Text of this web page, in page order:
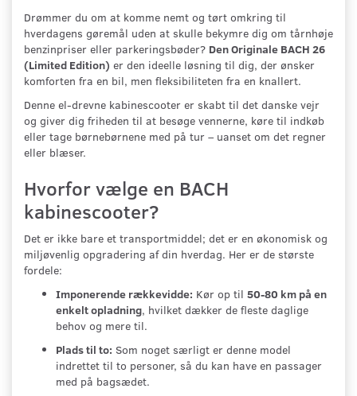
Drømmer du om at komme nemt og tørt omkring til
hverdagens gøremål uden at skulle bekymre dig om tårnhøje
benzinpriser eller parkeringsbøder? Den Originale BACH 26
(Limited Edition) er den ideelle løsning til dig, der ønsker
komforten fra en bil, men fleksibiliteten fra en knallert.
Denne el-drevne kabinescooter er skabt til det danske vejr
og giver dig friheden til at besøge vennerne, køre til indkøb
eller tage børnebørnene med på tur – uanset om det regner
eller blæser.
Hvorfor vælge en BACH
kabinescooter?
Det er ikke bare et transportmiddel; det er en økonomisk og
miljøvenlig opgradering af din hverdag. Her er de største
fordele:
Imponerende rækkevidde: Kør op til 50-80 km på en
enkelt opladning, hvilket dækker de fleste daglige
behov og mere til.
Plads til to: Som noget særligt er denne model
indrettet til to personer, så du kan have en passager
med på bagsædet.